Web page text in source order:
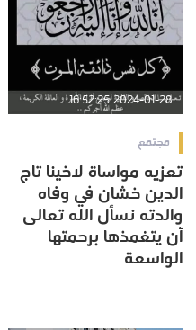
2024-01-28 16:52:25
مجتمع
تعزيه مواساة لاخينا تاج
الدين خشان في وفاه
والدته نسأل الله تعالى
أن يتغمذها برحمتها
الواسعة